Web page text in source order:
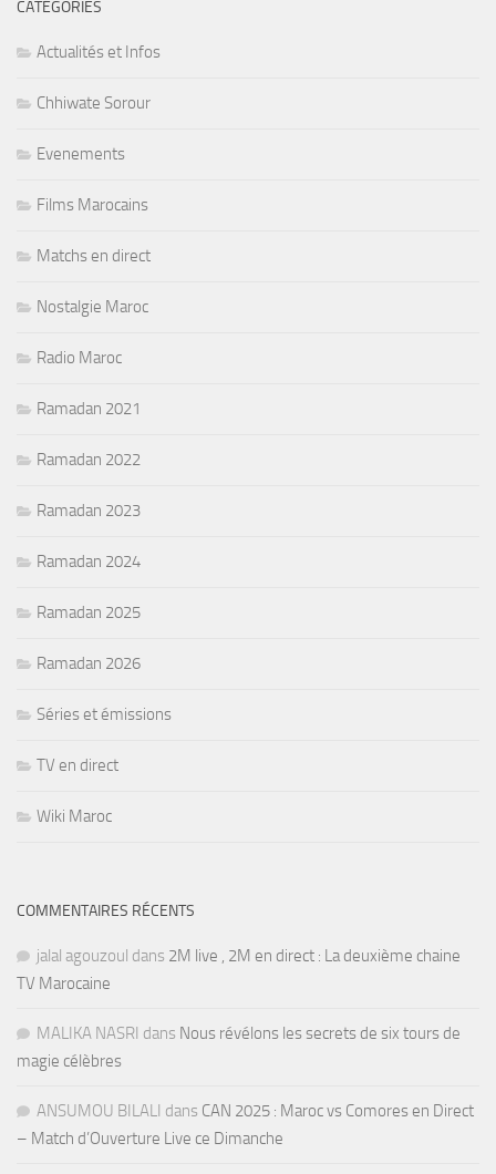
CATÉGORIES
Actualités et Infos
Chhiwate Sorour
Evenements
Films Marocains
Matchs en direct
Nostalgie Maroc
Radio Maroc
Ramadan 2021
Ramadan 2022
Ramadan 2023
Ramadan 2024
Ramadan 2025
Ramadan 2026
Séries et émissions
TV en direct
Wiki Maroc
COMMENTAIRES RÉCENTS
jalal agouzoul dans 2M live , 2M en direct : La deuxième chaine
TV Marocaine
MALIKA NASRI dans Nous révélons les secrets de six tours de
magie célèbres
ANSUMOU BILALI dans CAN 2025 : Maroc vs Comores en Direct
– Match d’Ouverture Live ce Dimanche